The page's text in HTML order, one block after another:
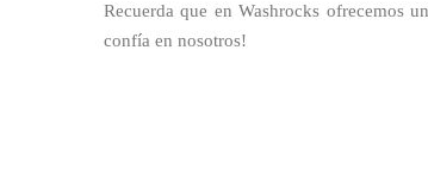
Recuerda que en Washrocks ofrecemos
confía en nosotros!